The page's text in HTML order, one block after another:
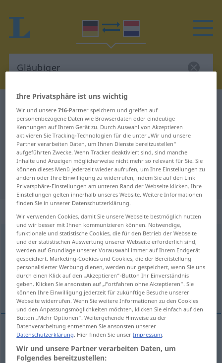
Deutsch-Niederländisch
Übersetzung für "Gläubiger"
"Gläubiger" Niederländisch
Übersetzung
„Gläubiger“ : Maskulinum, männlich
Gläubigerm
Übersicht aller Übersetzungen
(Für mehr Details die Übersetzung anklicken/antippen)
schuldeiser, crediteur
crediteur
Ihre Privatsphäre ist uns wichtig
Wir und unsere716-Partner speichern und greifen auf
personenbezogene Daten wie Browserdaten oder eindeutige
Kennungen auf Ihrem Gerät zu. Durch Auswahl von Akzeptieren
aktivieren Sie Tracking-Technologien für die unter „Wir und unsere
Partner verarbeiten Daten, um Ihnen Dienste bereitzustellen“
aufgeführten Zwecke. Wenn Tracker deaktiviert sind, sind manche
Inhalte und Anzeigen möglicherweise nicht mehr so relevant für Sie. Sie
können dieses Menü jederzeit wieder aufrufen, um Ihre Einstellungen zu
ändern oder Ihre Einwilligung zu widerrufen, indem Sie auf den Link
Privatsphäre-Einstellungen am unteren Rand der Webseite klicken. Ihre
Einstellungen gelten innerhalb unseres Website. Weitere Informationen
finden Sie in unserer Datenschutzerklärung.
Wir verwenden Cookies, damit Sie unsere Webseite bestmöglich nutzen
und wir besser mit Ihnen kommunizieren können. Notwendige,
funktionale und statistische Cookies, die für den Betrieb der Webseite
und der statistischen Auswertung unserer Webseite erforderlich sind,
werden auf Grundlage unserer Vorauswahl immer auf Ihrem Endgerät
gespeichert. Marketing-Cookies und Cookies, die der Bereitstellung
personalisierter Werbung dienen, werden nur gespeichert, wenn Sie uns
durch einen Klick auf den „Akzeptieren“-Button Ihr Einverständnis
geben. Klicken Sie ansonsten auf „Fortfahren ohne Akzeptieren“. Sie
können Ihre Einwilligung jederzeit für zukünftige Besuche unserer
Webseite widerrufen. Wenn Sie weitere Informationen zu den Cookies
und den Anpassungsmöglichkeiten möchten, klicken Sie einfach auf den
Button „Mehr Optionen“. Weitergehende Hinweise zu der
Datenverarbeitung entnehmen Sie ansonsten unserer
Datenschutzerklärung. Hier finden Sie unserImpressum.
Wir und unsere Partner verarbeiten Daten, um
Folgendes bereitzustellen: